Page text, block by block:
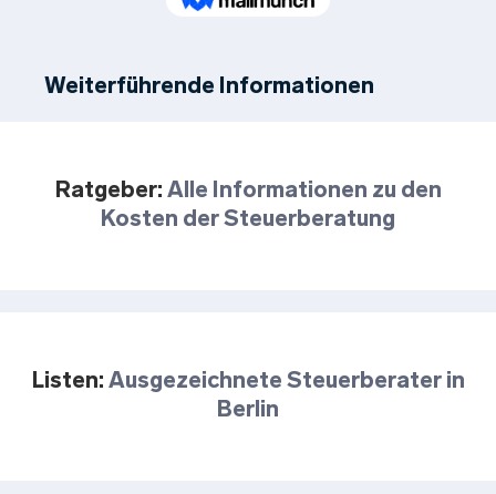
Weiterführende Informationen
Ratgeber: Alle Informationen zu den
Kosten der Steuerberatung
Listen: Ausgezeichnete Steuerberater in
Berlin